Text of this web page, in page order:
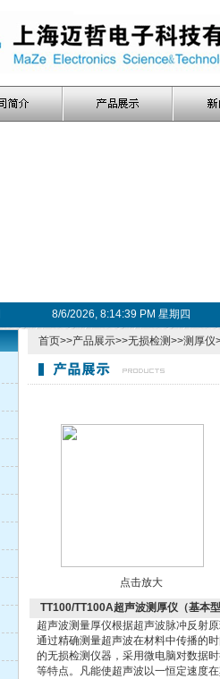
8/6/2026, 8:14:40 PM 星期四
首页>>产品展示>>无损检测>>测厚仪
点击放大
TT100/TT100A超声波测厚仪（基本型
超声波测量厚仪根据超声波脉冲反射
通过精确测量超声波在材料中传播的
的无损检测仪器，采用微电脑对数据
等特点。凡能使超声波以一恒定速度